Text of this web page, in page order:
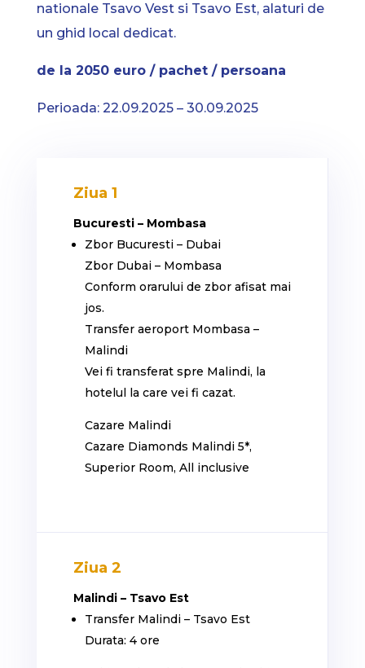
nationale Tsavo Vest si Tsavo Est, alaturi de
un ghid local dedicat.
de la 2050 euro / pachet / persoana
Perioada: 22.09.2025 – 30.09.2025
Ziua 1
Bucuresti – Mombasa
Zbor Bucuresti – Dubai
Zbor Dubai – Mombasa
Conform orarului de zbor afisat mai
jos.
Transfer aeroport Mombasa –
Malindi
Vei fi transferat spre Malindi, la
hotelul la care vei fi cazat.
Cazare Malindi
Cazare Diamonds Malindi 5*,
Superior Room, All inclusive
Ziua 2
Malindi – Tsavo Est
Transfer Malindi – Tsavo Est
Durata: 4 ore